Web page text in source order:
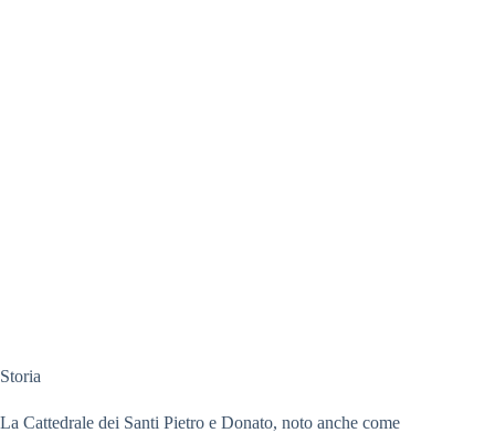
Storia
La Cattedrale dei Santi Pietro e Donato, noto anche come